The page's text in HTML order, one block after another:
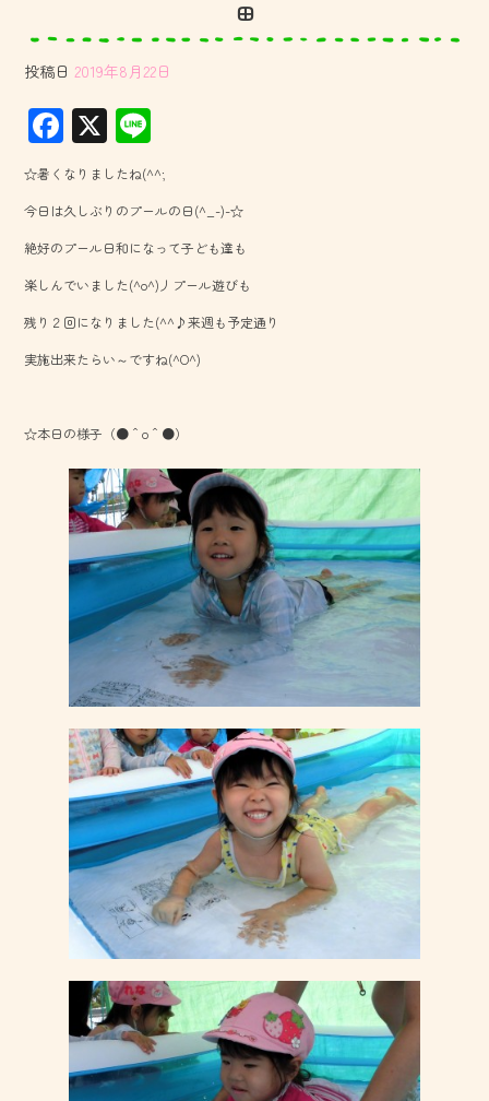
田
投稿日 2019年8月22日
F
ac
e
b
o
ok
X
ne
☆暑くなりましたね(^^;
今日は久しぶりのプールの日(^_-)-☆
絶好のプール日和になって子ども達も
楽しんでいました(^o^)丿プール遊びも
残り２回になりました(^^♪来週も予定通り
実施出来たらい～ですね(^O^)
☆本日の様子（●＾o＾●）